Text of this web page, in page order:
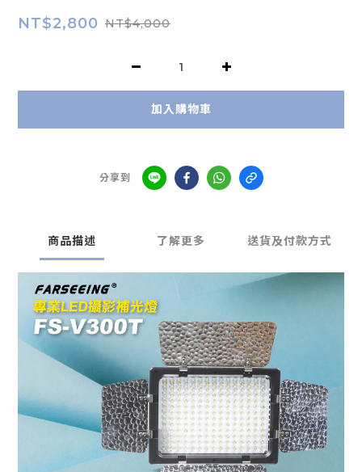
NT$2,800 NT$4,000
加入購物車
分享到
商品描述 了解更多 送貨及付款方式